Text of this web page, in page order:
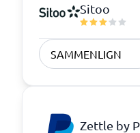
Sitoo
SAMMENLIGN
Zettle by